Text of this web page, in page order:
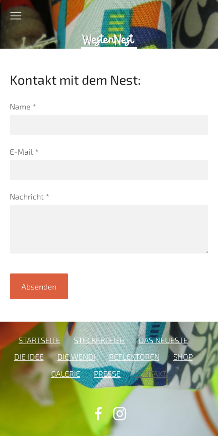
Kontakt mit dem Nest:
Name *
E-Mail *
Nachricht *
STARTSEITE STECKERLFISH
DAS NEUESTE
DIE IDEE
DIE WENDI REFLEKTOREN
SHOP
GALERIE
PRESSE KONTAKT